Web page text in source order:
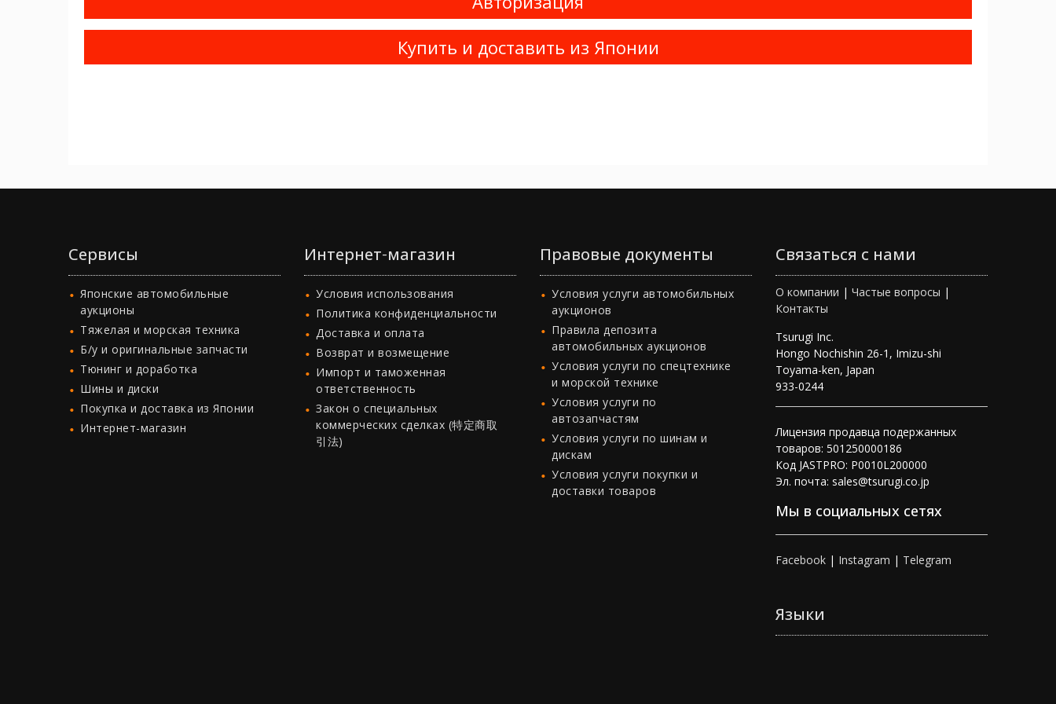
Купить и доставить из Японии
Сервисы
Японские автомобильные
аукционы
Тяжелая и морская техника
Б/у и оригинальные запчасти
Тюнинг и доработка
Шины и диски
Покупка и доставка из Японии
Интернет-магазин
Интернет-магазин
Условия использования
Политика конфиденциальности
Доставка и оплата
Возврат и возмещение
Импорт и таможенная
ответственность
Закон о специальных
коммерческих сделках (特定商取
引法)
Правовые документы
Условия услуги автомобильных
аукционов
Правила депозита
автомобильных аукционов
Условия услуги по спецтехнике
и морской технике
Условия услуги по
автозапчастям
Условия услуги по шинам и
дискам
Условия услуги покупки и
доставки товаров
Связаться с нами
О компании | Частые вопросы |
Контакты
Tsurugi Inc.
Hongo Nochishin 26-1, Imizu-shi
Toyama-ken, Japan
933-0244
Лицензия продавца подержанных
товаров: 501250000186
Код JASTPRO: P0010L200000
Эл. почта: sales@tsurugi.co.jp
Мы в социальных сетях
Facebook | Instagram | Telegram
Языки